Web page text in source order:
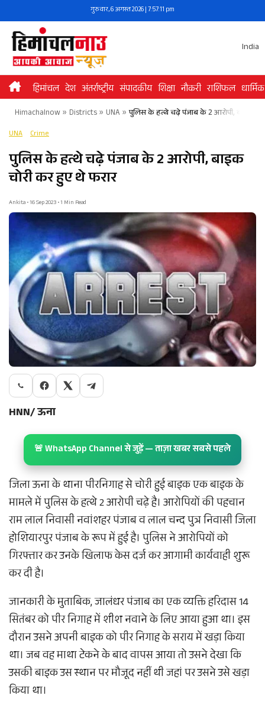
to
content
गुरुवार, 6 अगस्त 2026 | 7:57:11 pm
India
हिमांचल देश अंतर्राष्ट्रीय संपादकीय शिक्षा नौकरी राशिफल धार्मिक
Himachalnow» Districts» UNA » पुलिस के हत्थे चढ़े पंजाब के 2 आरोपी, बाइक
UNA Crime
पुलिस के हत्थे चढ़े पंजाब के 2 आरोपी, बाइक
चोरी कर हुए थे फरार
Ankita • 16 Sep 2023 • 1 Min Read
HNN/ ऊना
🚨 WhatsApp Channel से जुड़ें — ताज़ा खबर सबसे पहले
जिला ऊना के थाना पीरनिगाह से चोरी हुई बाइक एक बाइक के
मामले में पुलिस के हत्थे 2 आरोपी चढ़े है। आरोपियों की पहचान
राम लाल निवासी नवांशहर पंजाब व लाल चन्द पुत्र निवासी जिला
होशियारपुर पंजाब के रूप में हुई है। पुलिस ने आरोपियों को
गिरफ्तार कर उनके खिलाफ केस दर्ज कर आगामी कार्यवाही शुरू
कर दी है।
जानकारी के मुताबिक, जालंधर पंजाब का एक व्यक्ति हरिदास 14
सितंबर को पीर निगाह में शीश नवाने के लिए आया हुआ था। इस
दौरान उसने अपनी बाइक को पीर निगाह के सराय में खड़ा किया
था। जब वह माथा टेकने के बाद वापस आया तो उसने देखा कि
उसकी बाइक उस स्थान पर मौजूद नहीं थी जहां पर उसने उसे खड़ा
किया था।